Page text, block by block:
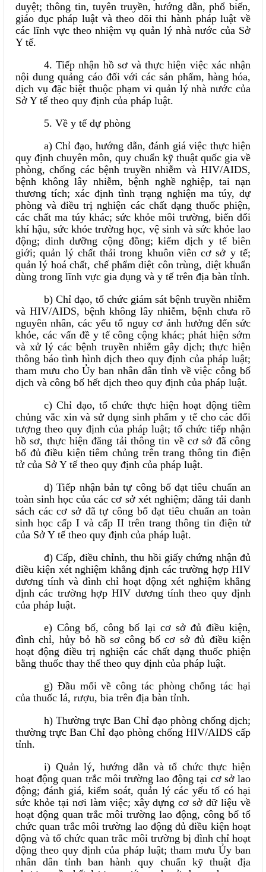
duyệt; thông tin, tuyên truyền, hướng dẫn, phổ biến,
giáo dục pháp luật và theo dõi thi hành pháp luật về
các lĩnh vực theo nhiệm vụ quản lý nhà nước của Sở
Y tế.
4. Tiếp nhận hồ sơ và thực hiện việc xác nhận
nội dung quảng cáo đối với các sản phẩm, hàng hóa,
dịch vụ đặc biệt thuộc phạm vi quản lý nhà nước của
Sở Y tế theo quy định của pháp luật.
5. Về y tế dự phòng
a) Chỉ đạo, hướng dẫn, đánh giá việc thực hiện
quy định chuyên môn, quy chuẩn kỹ thuật quốc gia về
phòng, chống các bệnh truyền nhiễm và HIV/AIDS,
bệnh không lây nhiễm, bệnh nghề nghiệp, tai nạn
thương tích; xác định tình trạng nghiện ma túy, dự
phòng và điều trị nghiện các chất dạng thuốc phiện,
các chất ma túy khác; sức khỏe môi trường, biến đổi
khí hậu, sức khỏe trường học, vệ sinh và sức khỏe lao
động; dinh dưỡng cộng đồng; kiểm dịch y tế biên
giới; quản lý chất thải trong khuôn viên cơ sở y tế;
quản lý hoá chất, chế phẩm diệt côn trùng, diệt khuẩn
dùng trong lĩnh vực gia dụng và y tế trên địa bàn tỉnh.
b) Chỉ đạo, tổ chức giám sát bệnh truyền nhiễm
và HIV/AIDS, bệnh không lây nhiễm, bệnh chưa rõ
nguyên nhân, các yếu tố nguy cơ ảnh hưởng đến sức
khỏe, các vấn đề y tế công cộng khác; phát hiện sớm
và xử lý các bệnh truyền nhiễm gây dịch; thực hiện
thông báo tình hình dịch theo quy định của pháp luật;
tham mưu cho Ủy ban nhân dân tỉnh về việc công bố
dịch và công bố hết dịch theo quy định của pháp luật.
c) Chỉ đạo, tổ chức thực hiện hoạt động tiêm
chủng vắc xin và sử dụng sinh phẩm y tế cho các đối
tượng theo quy định của pháp luật; tổ chức tiếp nhận
hồ sơ, thực hiện đăng tải thông tin về cơ sở đã công
bố đủ điều kiện tiêm chủng trên trang thông tin điện
tử của Sở Y tế theo quy định của pháp luật.
d) Tiếp nhận bản tự công bố đạt tiêu chuẩn an
toàn sinh học của các cơ sở xét nghiệm; đăng tải danh
sách các cơ sở đã tự công bố đạt tiêu chuẩn an toàn
sinh học cấp I và cấp II trên trang thông tin điện tử
của Sở Y tế theo quy định của pháp luật.
đ) Cấp, điều chỉnh, thu hồi giấy chứng nhận đủ
điều kiện xét nghiệm khẳng định các trường hợp HIV
dương tính và đình chỉ hoạt động xét nghiệm khẳng
định các trường hợp HIV dương tính theo quy định
của pháp luật.
e) Công bố, công bố lại cơ sở đủ điều kiện,
đình chỉ, hủy bỏ hồ sơ công bố cơ sở đủ điều kiện
hoạt động điều trị nghiện các chất dạng thuốc phiện
bằng thuốc thay thế theo quy định của pháp luật.
g) Đầu mối về công tác phòng chống tác hại
của thuốc lá, rượu, bia trên địa bàn tỉnh.
h) Thường trực Ban Chỉ đạo phòng chống dịch;
thường trực Ban Chỉ đạo phòng chống HIV/AIDS cấp
tỉnh.
i) Quản lý, hướng dẫn và tổ chức thực hiện
hoạt động quan trắc môi trường lao động tại cơ sở lao
động; đánh giá, kiểm soát, quản lý các yếu tố có hại
sức khỏe tại nơi làm việc; xây dựng cơ sở dữ liệu về
hoạt động quan trắc môi trường lao động, công bố tổ
chức quan trắc môi trường lao động đủ điều kiện hoạt
động và tổ chức quan trắc môi trường bị đình chỉ hoạt
động theo quy định của pháp luật; tham mưu Ủy ban
nhân dân tỉnh ban hành quy chuẩn kỹ thuật địa